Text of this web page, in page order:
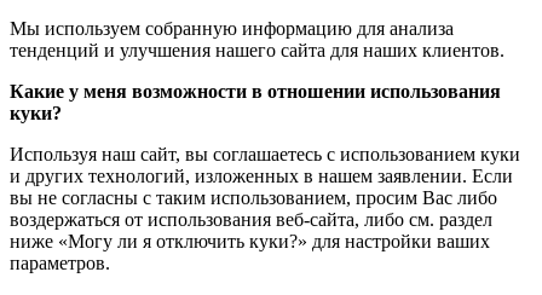
Мы используем собранную информацию для анализа
тенденций и улучшения нашего сайта для наших клиентов.
Какие у меня возможности в отношении использования
куки?
Используя наш сайт, вы соглашаетесь с использованием куки
и других технологий, изложенных в нашем заявлении. Если
вы не согласны с таким использованием, просим Вас либо
воздержаться от использования веб-сайта, либо см. раздел
ниже «Могу ли я отключить куки?» для настройки ваших
параметров.